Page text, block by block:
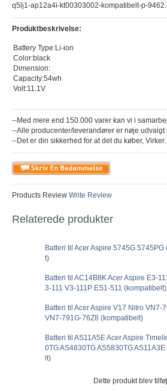
q5lj1-ap12a4i-kt00303002-kompatibelt-p-
Produktbeskrivelse:
Battery Type:Li-ion
Color:black
Dimension:
Capacity:54wh
Volt:11.1V
--Med mere end 150.000 varer kan vi i
--Alle producenter/leverandører er nøje udvalgt
--Det er din sikkerhed for at det du køber, Virker.
Products Review Write Review
Relaterede produkter
Batteri til Acer Aspire 5745G 5745PG
t)
Batteri til AC14B8K Acer Aspire E3-
3-111 V3-111P ES1-511 (kompatibelt)
Batteri til Acer Aspire V17 Nitro VN7-
VN7-791G-76Z8 (kompatibelt)
Batteri til AS11A5E Acer Aspire
0TG AS4830TG AS5830TG
lt)
Dette produkt blev